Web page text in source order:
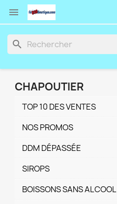

search
CHAPOUTIER
TOP 10 DES VENTES
NOS PROMOS
DDM DÉPASSÉE
SIROPS
BOISSONS SANS ALCOOL